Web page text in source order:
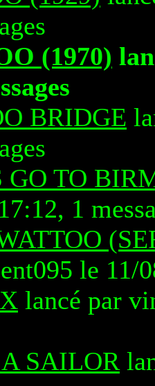
(1970)
BRIDGE
GO TO
1
le 11/
lancé par
SAILOR